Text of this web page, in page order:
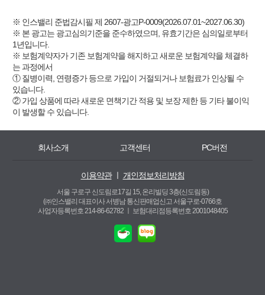
※ 인스밸리 준법감시필 제 2607-광고P-0009(2026.07.01~2027.06.30)
※ 본 광고는 광고심의기준을 준수하였으며, 유효기간은 심의일로부터
1년입니다.
※ 보험계약자가 기존 보험계약을 해지하고 새로운 보험계약을 체결하
는 과정에서
① 질병이력, 연령증가 등으로 가입이 거절되거나 보험료가 인상될 수
있습니다.
② 가입 상품에 따라 새로운 면책기간 적용 및 보장 제한 등 기타 불이익
이 발생할 수 있습니다.
회사소개 고객센터 PC버전
이용약관ㅣ 개인정보처리방침
서울 구로구 신도림로17길 15, 온리빌딩 3층(신도림동)
(㈜인스밸리 대표이사 서병남 통신판매업신고 서울구로-0766호
사업자등록번호 214-86-62782 ㅣ
보험대리점등록번호 2001048405